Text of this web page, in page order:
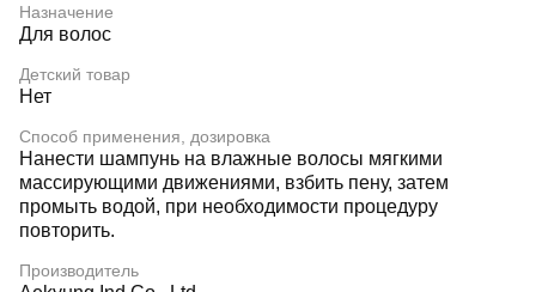
Назначение
Для волос
Детский товар
Нет
Способ применения, дозировка
Нанести шампунь на влажные волосы мягкими
массирующими движениями, взбить пену, затем
промыть водой, при необходимости процедуру
повторить.
Производитель